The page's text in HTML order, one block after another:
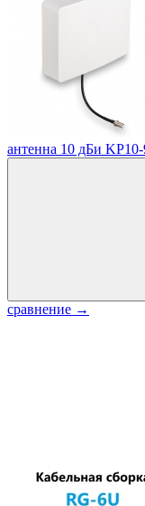
антенна 10 дБи
сравнение →